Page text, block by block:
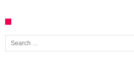
Search for: